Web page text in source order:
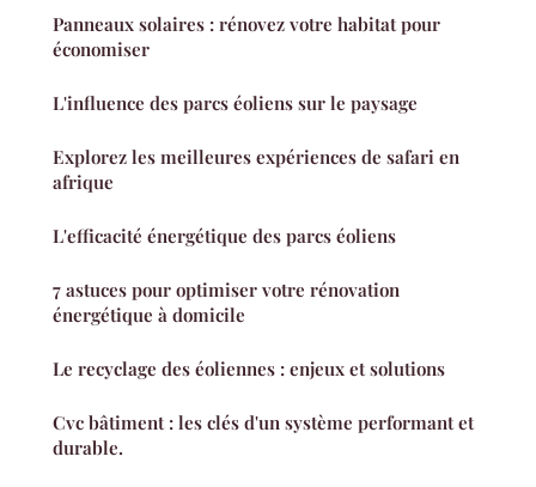
Panneaux solaires : rénovez votre habitat pour
économiser
L'influence des parcs éoliens sur le paysage
Explorez les meilleures expériences de safari en
afrique
L'efficacité énergétique des parcs éoliens
7 astuces pour optimiser votre rénovation
énergétique à domicile
Le recyclage des éoliennes : enjeux et solutions
Cvc bâtiment : les clés d'un système performant et
durable.